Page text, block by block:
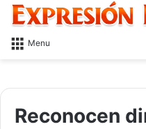
Menu
Reconocen